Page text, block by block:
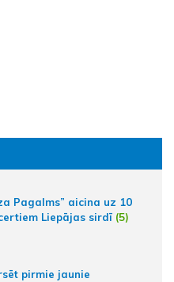
Pagalms” aicina uz 10
Liepājas sirdī (5)
pirmie jaunie